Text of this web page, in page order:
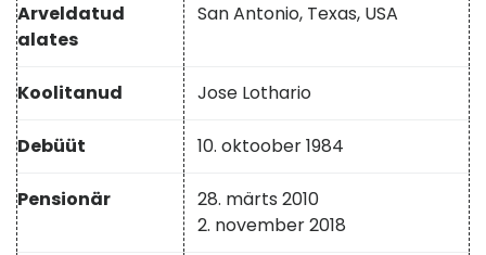
Arveldatud
alates
San Antonio, Texas, USA
Koolitanud Jose Lothario
Debüüt 10. oktoober 1984
Pensionär
28. märts 2010
2. november 2018